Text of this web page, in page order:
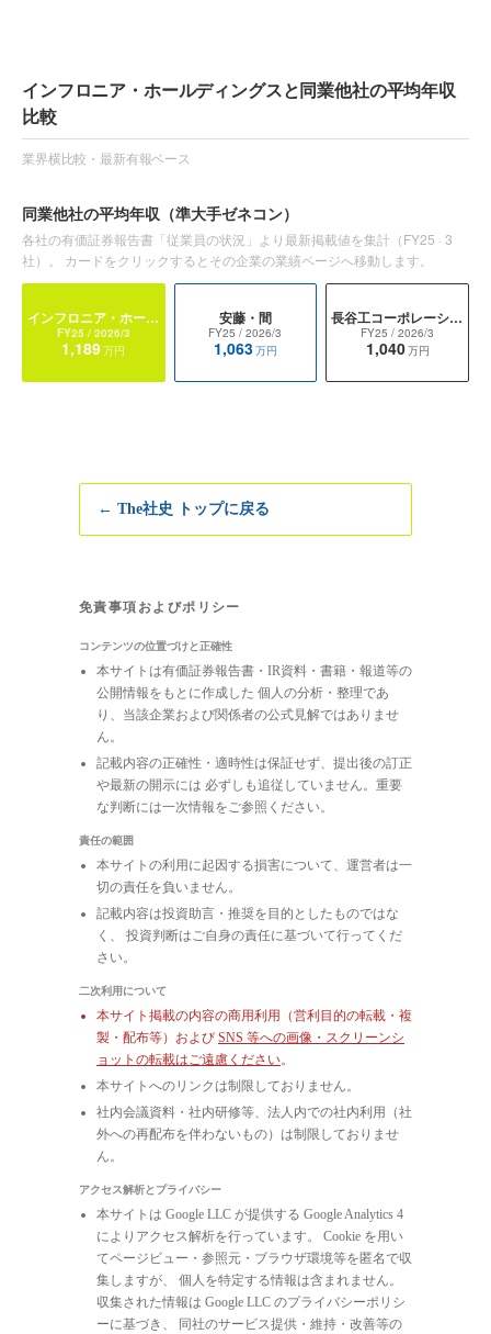
インフロニア・ホールディングスと同業他社の平均年収
比較
業界横比較・最新有報ベース
同業他社の平均年収 （準大手ゼネコン）
各社の有価証券報告書「従業員の状況」より最新掲載値を集計（FY25 · 3
社）。 カードをクリックするとその企業の業績ページへ移動します。
インフロニア・ホールディングス
FY25 / 2026/3
1,189万円
安藤・間
FY25 / 2026/3
1,063万円
長谷工コーポレーション
FY25 / 2026/3
1,040万円
← The社史 トップに戻る
免責事項およびポリシー
コンテンツの位置づけと正確性
本サイトは有価証券報告書・IR資料・書籍・報道等の
公開情報をもとに作成した 個人の分析・整理であ
り、当該企業および関係者の公式見解ではありませ
ん。
記載内容の正確性・適時性は保証せず、提出後の訂正
や最新の開示には 必ずしも追従していません。重要
な判断には一次情報をご参照ください。
責任の範囲
本サイトの利用に起因する損害について、運営者は一
切の責任を負いません。
記載内容は投資助言・推奨を目的としたものではな
く、 投資判断はご自身の責任に基づいて行ってくだ
さい。
二次利用について
本サイト掲載の内容の商用利用（営利目的の転載・複
製・配布等）および SNS 等への画像・スクリーンシ
ョットの転載はご遠慮ください。
本サイトへのリンクは制限しておりません。
社内会議資料・社内研修等、法人内での社内利用（社
外への再配布を伴わないもの）は制限しておりませ
ん。
アクセス解析とプライバシー
本サイトは Google LLC が提供する Google Analytics 4
によりアクセス解析を行っています。 Cookie を用い
てページビュー・参照元・ブラウザ環境等を匿名で収
集しますが、 個人を特定する情報は含まれません。
収集された情報は Google LLC のプライバシーポリシ
ーに基づき、 同社のサービス提供・維持・改善等の